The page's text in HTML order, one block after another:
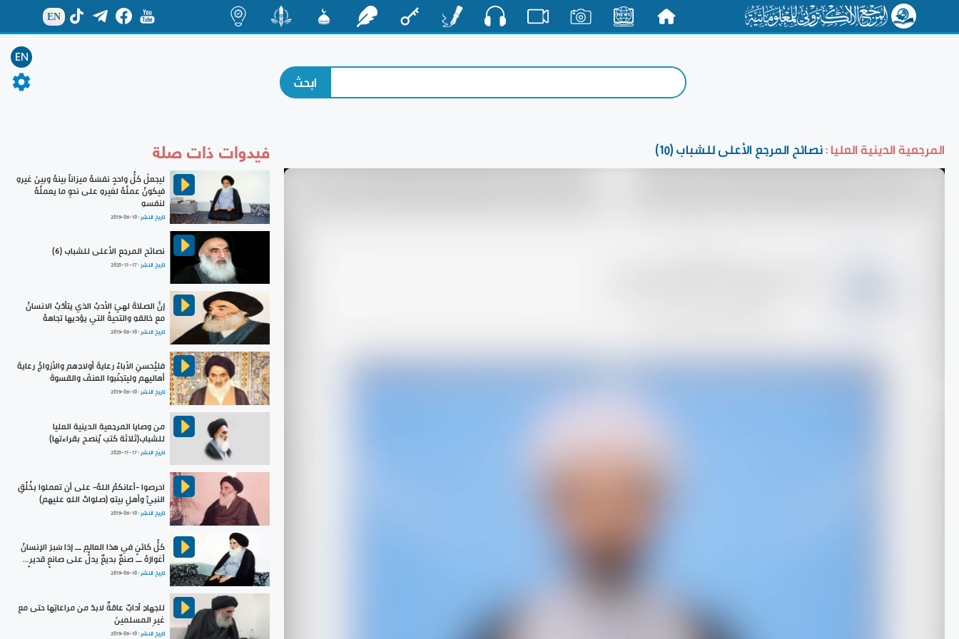
EN
EN
المرجعية الدينية العليا :نصائح المرجع الأعلى للشباب (10) فيدوات ذات صلة
ليجعلْ كلُّ واحدٍ نفسَهُ ميزاناً بينهُ وبينَ غيرهِ
فيكونُ عملُهُ لغيرهِ على نحوِ ما يعملُهُ
لنفسهِ
تاريخ النشر :2019-06-10
نصائح المرجع الأعلى للشباب (6)
تاريخ النشر :2025-11-17
إنَّ الصلاةَ لهيَ الأدبُ الذي يتأدّبُ الانسانُ
مع خالقهِ والتحيةُ التي يؤديها تجاههُ
تاريخ النشر :2019-06-10
فليُحسنِ الآباءُ رعايةَ أولادِهم والأزواجُ رعايةَ
أهاليهم وليتجنّبوا العنفَ والقسوةَ
تاريخ النشر :2019-06-10
من وصايا المرجعية الدينية العليا
للشباب(ثلاثة كتب يُنصح بقراءتها)
تاريخ النشر :2025-11-17
احرصوا -أعانكمُ اللهُ- على أن تعملوا بخُلُقِ
النبيِّ وأهلِ بيتهِ (صلواتُ اللهِ عليهم)
تاريخ النشر :2019-06-10
كلُّ كائنٍ في هذا العالمِ ـــ إذا سَبرَ الإنسانُ
أغوارَهُ ـــ صنعٌ بديعٌ يدلُّ على صانعٍ قديرٍ...
تاريخ النشر :2019-06-10
للجهادِ آدابٌ عامّةٌ لابدّ من مراعاتِها حتى مع
غيرِ المسلمينَ
تاريخ النشر :2019-06-10